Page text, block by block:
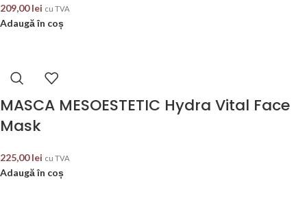
209,00lei cu TVA
Adaugă în coș
MASCA MESOESTETIC Hydra Vital Face
Mask
225,00lei cu TVA
Adaugă în coș